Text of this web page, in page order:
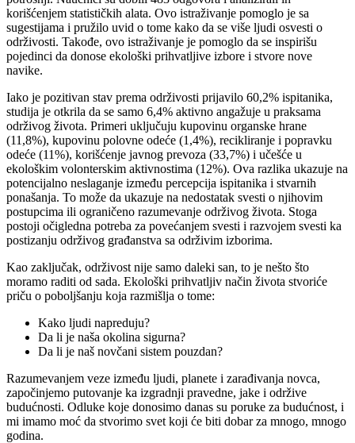
korišćenjem statističkih alata. Ovo istraživanje pomoglo je sa
sugestijama i pružilo uvid o tome kako da se više ljudi osvesti o
održivosti. Takođe, ovo istraživanje je pomoglo da se inspirišu
pojedinci da donose ekološki prihvatljive izbore i stvore nove
navike.
Iako je pozitivan stav prema održivosti prijavilo 60,2% ispitanika,
studija je otkrila da se samo 6,4% aktivno angažuje u praksama
održivog života. Primeri uključuju kupovinu organske hrane
(11,8%), kupovinu polovne odeće (1,4%), recikliranje i popravku
odeće (11%), korišćenje javnog prevoza (33,7%) i učešće u
ekološkim volonterskim aktivnostima (12%). Ova razlika ukazuje na
potencijalno neslaganje između percepcija ispitanika i stvarnih
ponašanja. To može da ukazuje na nedostatak svesti o njihovim
postupcima ili ograničeno razumevanje održivog života. Stoga
postoji očigledna potreba za povećanjem svesti i razvojem svesti ka
postizanju održivog građanstva sa održivim izborima.
Kao zaključak, održivost nije samo daleki san, to je nešto što
moramo raditi od sada. Ekološki prihvatljiv način života stvoriće
priču o poboljšanju koja razmišlja o tome:
Kako ljudi napreduju?
Da li je naša okolina sigurna?
Da li je naš novčani sistem pouzdan?
Razumevanjem veze između ljudi, planete i zarađivanja novca,
započinjemo putovanje ka izgradnji pravedne, jake i održive
budućnosti. Odluke koje donosimo danas su poruke za budućnost, i
mi imamo moć da stvorimo svet koji će biti dobar za mnogo, mnogo
godina.